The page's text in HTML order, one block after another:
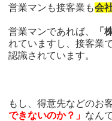
営業マンも接客業も会
営業マンであれば、 「
れていますし、接客業で
認識されています。
もし、得意先などのお
できないのか？」 なん